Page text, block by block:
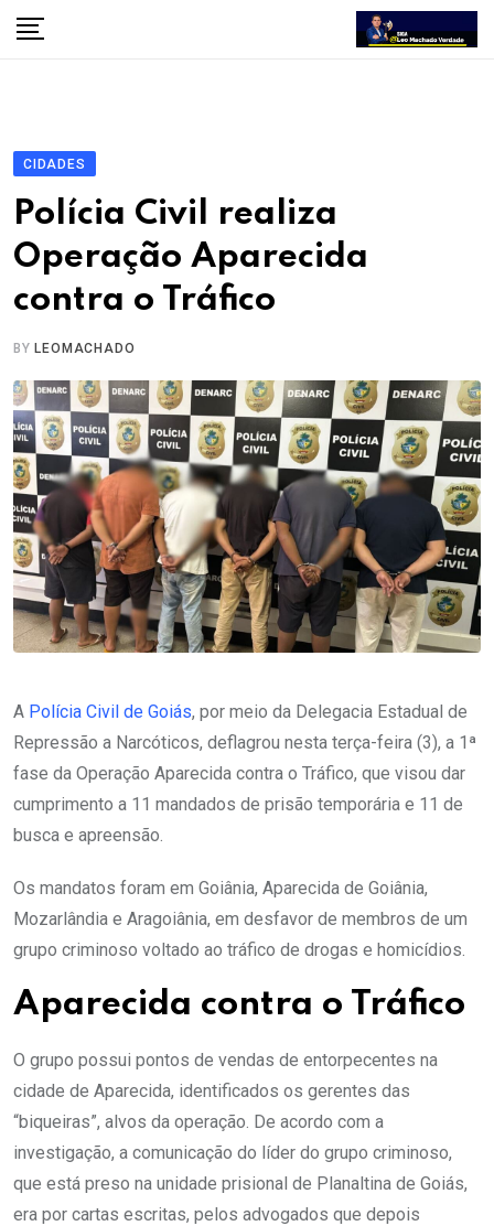
Skip
CIDADES
Polícia Civil realiza
Operação Aparecida
contra o Tráfico
BYLEOMACHADO
A Polícia Civil de Goiás, por meio da Delegacia Estadual de
Repressão a Narcóticos, deflagrou nesta terça-feira (3), a 1ª
fase da Operação Aparecida contra o Tráfico, que visou dar
cumprimento a 11 mandados de prisão temporária e 11 de
busca e apreensão.
Os mandatos foram em Goiânia, Aparecida de Goiânia,
Mozarlândia e Aragoiânia, em desfavor de membros de um
grupo criminoso voltado ao tráfico de drogas e homicídios.
Aparecida contra o Tráfico
O grupo possui pontos de vendas de entorpecentes na
cidade de Aparecida, identificados os gerentes das
“biqueiras”, alvos da operação. De acordo com a
investigação, a comunicação do líder do grupo criminoso,
que está preso na unidade prisional de Planaltina de Goiás,
era por cartas escritas, pelos advogados que depois